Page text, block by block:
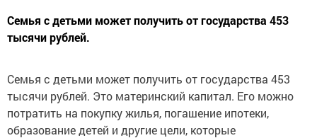
Cемья с детьми может получить от государства 453
тысячи рублей.
Cемья с детьми может получить от государства 453
тысячи рублей. Это материнский капитал. Его можно
потратить на покупку жилья, погашение ипотеки,
образование детей и другие цели, которые